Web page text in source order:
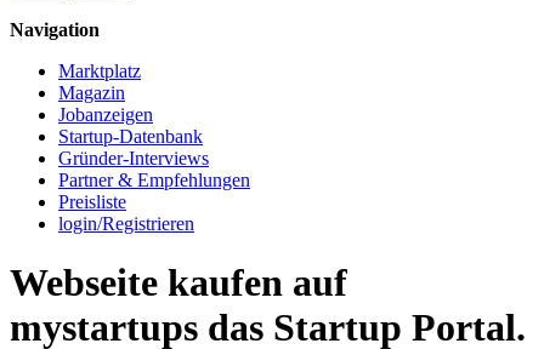
Navigation
Marktplatz
Magazin
Jobanzeigen
Startup-Datenbank
Gründer-Interviews
Partner & Empfehlungen
Preisliste
login/Registrieren
Webseite kaufen auf
mystartups das Startup Portal.